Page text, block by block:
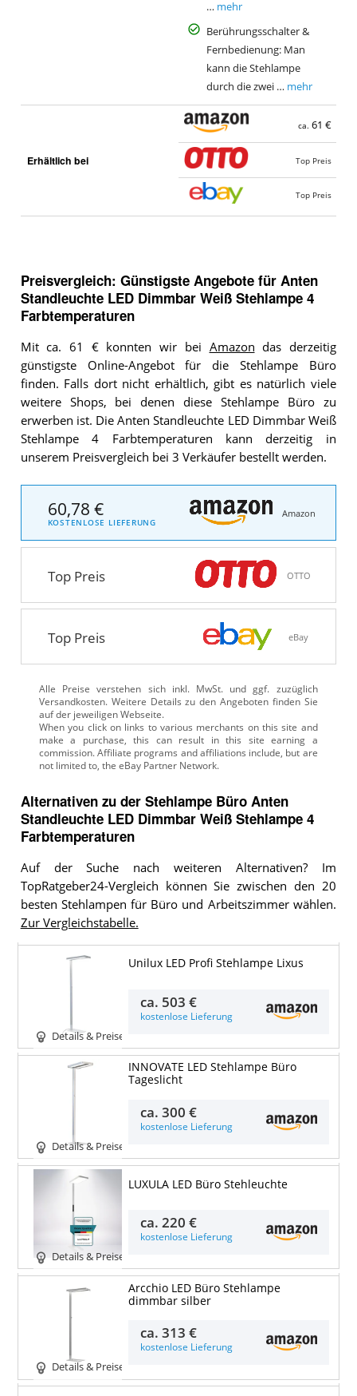
… mehr
Berührungsschalter &
Fernbedienung: Man
kann die Stehlampe
durch die zwei … mehr
Erhältlich bei
ca. 61 €
Top Preis
Top Preis
Preisvergleich: Günstigste Angebote für Anten
Standleuchte LED Dimmbar Weiß Stehlampe 4
Farbtemperaturen
Mit ca. 61 € konnten wir bei Amazon das derzeitig
günstigste Online-Angebot für die Stehlampe Büro
finden. Falls dort nicht erhältlich, gibt es natürlich viele
weitere Shops, bei denen diese Stehlampe Büro zu
erwerben ist. Die Anten Standleuchte LED Dimmbar Weiß
Stehlampe 4 Farbtemperaturen kann derzeitig in
unserem Preisvergleich bei 3 Verkäufer bestellt werden.
60,78 €
KOSTENLOSE LIEFERUNG
Amazon
Top Preis OTTO
Top Preis eBay
Alle Preise verstehen sich inkl. MwSt. und ggf. zuzüglich
Versandkosten. Weitere Details zu den Angeboten finden Sie
auf der jeweiligen Webseite.
Alternativen zu der Stehlampe Büro Anten
Standleuchte LED Dimmbar Weiß Stehlampe 4
Farbtemperaturen
Auf der Suche nach weiteren Alternativen? Im
TopRatgeber24-Vergleich können Sie zwischen den 20
besten Stehlampen für Büro und Arbeitszimmer wählen.
Zur Vergleichstabelle.
Details & Preise
Unilux LED Profi Stehlampe Lixus
ca. 503 €
kostenlose Lieferung
Details & Preise
INNOVATE LED Stehlampe Büro
Tageslicht
ca.300 €
kostenlose Lieferung
Details & Preise
LUXULA LED Büro Stehleuchte
ca.220 €
kostenlose Lieferung
Details & Preise
Arcchio LED Büro Stehlampe
dimmbar silber
ca.313 €
kostenlose Lieferung